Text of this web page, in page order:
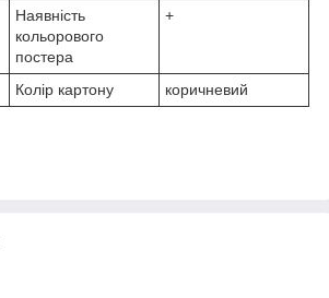
Наявність
кольорового
постера
+
Колір картону коричневий